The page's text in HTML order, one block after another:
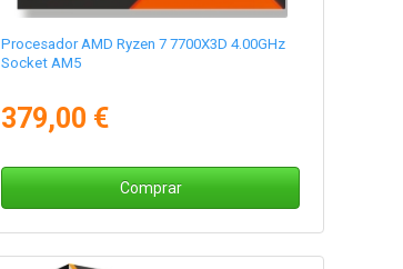
Procesador AMD Ryzen 7 7700X3D 4.00GHz
Socket AM5
379,00 €
Comprar